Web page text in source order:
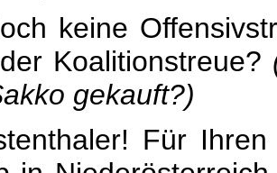
keine
Koalitionstreue?
gekauft?)
Für